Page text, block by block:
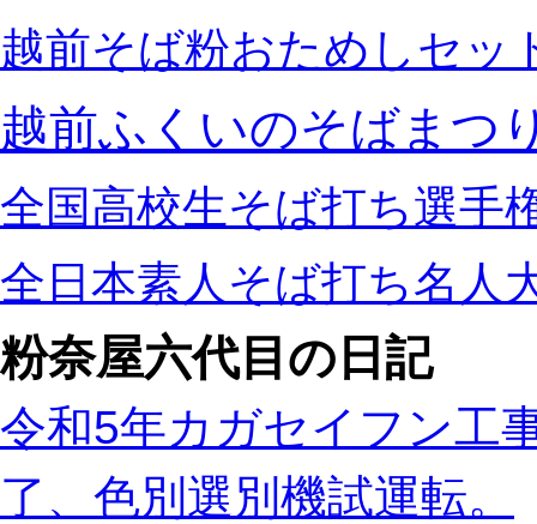
越前そば粉おためしセッ
越前ふくいのそばまつ
全国高校生そば打ち選手
全日本素人そば打ち名人
粉奈屋六代目の日記
令和5年カガセイフン工
了、色別選別機試運転。